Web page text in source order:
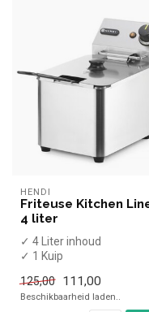
HENDI
Friteuse Kitchen
4 liter
✓ 4 Liter inhoud
✓ 1 Kuip
✓ Tafelmodel
✓ 3 kW
125,00 111,00
Beschikbaarheid laden..